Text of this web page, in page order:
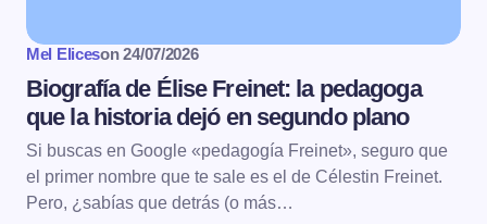
Mel Eliceson 24/07/2026
Biografía de Élise Freinet: la pedagoga
que la historia dejó en segundo plano
Si buscas en Google «pedagogía Freinet», seguro que
el primer nombre que te sale es el de Célestin Freinet.
Pero, ¿sabías que detrás (o más…